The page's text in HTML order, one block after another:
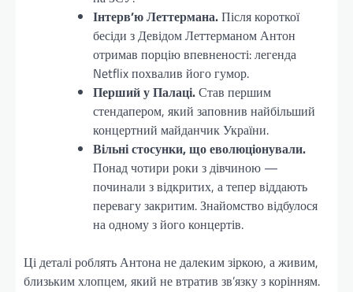
Інтерв’ю Леттермана.Після короткої
бесіди з Девідом Леттерманом Антон
отримав порцію впевненості: легенда
Netflix похвалив його гумор.
Перший у Палаці.Став першим
стендапером, який заповнив найбільший
концертний майданчик України.
Вільні стосунки, що еволюціонували.
Понад чотири роки з дівчиною —
починали з відкритих, а тепер віддають
перевагу закритим. Знайомство відбулося
на одному з його концертів.
Ці деталі роблять Антона не далеким зіркою, а живим,
близьким хлопцем, який не втратив зв’язку з корінням.